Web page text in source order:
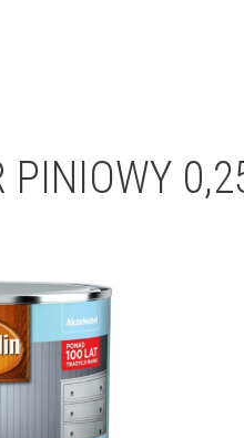
PINIOWY